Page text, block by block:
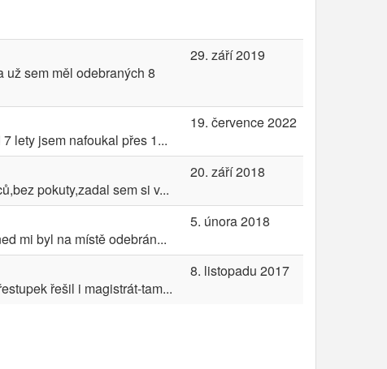
sem měl odebraných 8
29. září 2019
lety jsem nafoukal přes 1...
19. července 2022
pokuty,zadal sem si v...
20. září 2018
mi byl na místě odebrán...
5. února 2018
řešil i magistrát-tam...
8. listopadu 2017